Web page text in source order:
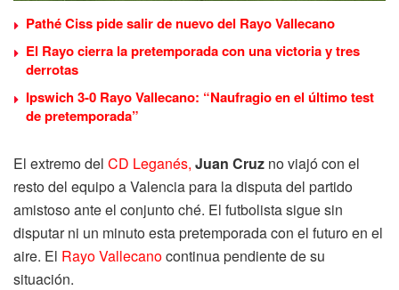
Pathé Ciss pide salir de nuevo del Rayo Vallecano
El Rayo cierra la pretemporada con una victoria y tres
derrotas
Ipswich 3-0 Rayo Vallecano: “Naufragio en el último test
de pretemporada”
El extremo del CD Leganés, Juan Cruz no viajó con el
resto del equipo a Valencia para la disputa del partido
amistoso ante el conjunto ché. El futbolista sigue sin
disputar ni un minuto esta pretemporada con el futuro en el
aire. El Rayo Vallecanocontinua pendiente de su
situación.